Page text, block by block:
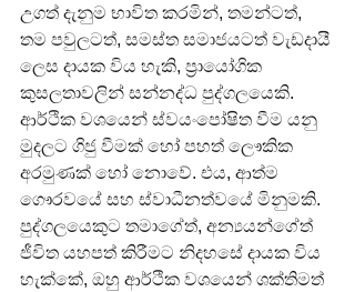
උගත් දැනුම භාවිත කරමින්, තමන්ටත්,
තම පවුලටත්, සමස්ත සමාජයටත් වැඩදායී
ලෙස දායක විය හැකි, ප්‍රායෝගික
කුසලතාවලින් සන්නද්ධ පුද්ගලයෙකි.
ආර්ථික වශයෙන් ස්වයංපෝෂිත වීම යනු
මුදලට ගිජු වීමක් හෝ පහත් ලෞකික
අරමුණක් හෝ නොවේ. එය, ආත්ම
ගෞරවයේ සහ ස්වාධීනත්වයේ මිනුමකි.
පුද්ගලයෙකුට තමාගේත්, අන්‍යයන්ගේත්
ජීවිත යහපත් කිරීමට නිදහසේ දායක විය
හැක්කේ, ඔහු ආර්ථික වශයෙන් ශක්තිමත්